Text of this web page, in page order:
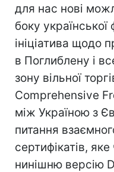
для нас нові
боку української
ініціатива щодо
в Поглиблену і
зону вільної
Comprehensive
між Україною з
питання
сертифікатів,
нинішню версію